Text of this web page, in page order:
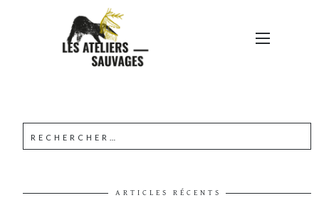
ARTICLES RÉCENTS